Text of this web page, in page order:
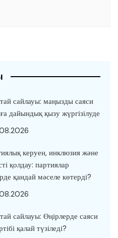
сайлауы: маңызды саяси
дайындық қызу жүргізілуде
керуен, инклюзия және
қолдау: партиялар
қандай мәселе көтерді?
сайлауы: Өңірлерде саяси
қалай түзіледі?